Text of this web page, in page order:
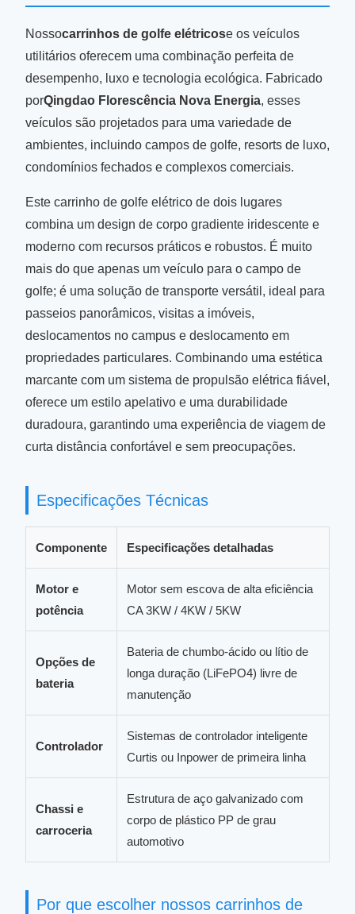
Nossocarrinhos de golfe elétricose os veículos
utilitários oferecem uma combinação perfeita de
desempenho, luxo e tecnologia ecológica. Fabricado
porQingdao Florescência Nova Energia, esses
veículos são projetados para uma variedade de
ambientes, incluindo campos de golfe, resorts de luxo,
condomínios fechados e complexos comerciais.
Este carrinho de golfe elétrico de dois lugares
combina um design de corpo gradiente iridescente e
moderno com recursos práticos e robustos. É muito
mais do que apenas um veículo para o campo de
golfe; é uma solução de transporte versátil, ideal para
passeios panorâmicos, visitas a imóveis,
deslocamentos no campus e deslocamento em
propriedades particulares. Combinando uma estética
marcante com um sistema de propulsão elétrica fiável,
oferece um estilo apelativo e uma durabilidade
duradoura, garantindo uma experiência de viagem de
curta distância confortável e sem preocupações.
Especificações Técnicas
Componente Especificações detalhadas
Motor e
potência
Motor sem escova de alta eficiência
CA 3KW / 4KW / 5KW
Opções de
bateria
Bateria de chumbo-ácido ou lítio de
longa duração (LiFePO4) livre de
manutenção
Controlador
Sistemas de controlador inteligente
Curtis ou Inpower de primeira linha
Chassi e
carroceria
Estrutura de aço galvanizado com
corpo de plástico PP de grau
automotivo
Por que escolher nossos carrinhos de